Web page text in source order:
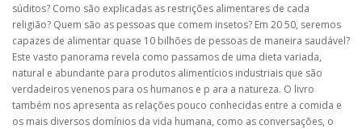
súditos? Como são explicadas as restrições alimentares de cada
religião? Quem são as pessoas que comem insetos? Em 20 50, seremos
capazes de alimentar quase 10 bilhões de pessoas de maneira saudável?
Este vasto panorama revela como passamos de uma dieta variada,
natural e abundante para produtos alimentícios industriais que são
verdadeiros venenos para os humanos e p ara a natureza. O livro
também nos apresenta as relações pouco conhecidas entre a comida e
os mais diversos domínios da vida humana, como as conversações, o